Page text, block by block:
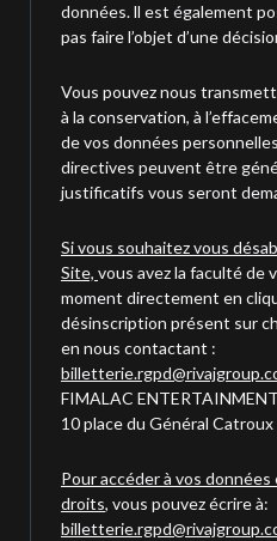
données. ll est également
pas faire l’objet d’une
Vous pouvez nous
à la conservation, à
de vos données
directives peuvent être
justificatifs vous seront
Si vous souhaitez vous
Site, vous avez la faculté de
moment directement en
désinscription présent sur
en nous contactant :
FIMALAC
10 place du Général Catroux
Pour accéder à vos
droits, vous pouvez écrire à: